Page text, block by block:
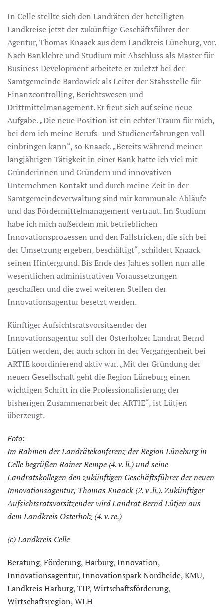
In Celle stellte sich den Landräten der beteiligten
Landkreise jetzt der zukünftige Geschäftsführer der
Agentur, Thomas Knaack aus dem Landkreis Lüneburg, vor.
Nach Banklehre und Studium mit Abschluss als Master für
Business Development arbeitete er zuletzt bei der
Samtgemeinde Bardowick als Leiter der Stabsstelle für
Finanzcontrolling, Berichtswesen und
Drittmittelmanagement. Er freut sich auf seine neue
Aufgabe. „Die neue Position ist ein echter Traum für mich,
bei dem ich meine Berufs- und Studienerfahrungen voll
einbringen kann“, so Knaack. „Bereits während meiner
langjährigen Tätigkeit in einer Bank hatte ich viel mit
Gründerinnen und Gründern und innovativen
Unternehmen Kontakt und durch meine Zeit in der
Samtgemeindeverwaltung sind mir kommunale Abläufe
und das Fördermittelmanagement vertraut. Im Studium
habe ich mich außerdem mit betrieblichen
Innovationsprozessen und den Fallstricken, die sich bei
der Umsetzung ergeben, beschäftigt“, schildert Knaack
seinen Hintergrund. Bis Ende des Jahres sollen nun alle
wesentlichen administrativen Voraussetzungen
geschaffen und die zwei weiteren Stellen der
Innovationsagentur besetzt werden.
Künftiger Aufsichtsratsvorsitzender der
Innovationsagentur soll der Osterholzer Landrat Bernd
Lütjen werden, der auch schon in der Vergangenheit bei
ARTIE koordinierend aktiv war. „Mit der Gründung der
neuen Gesellschaft geht die Region Lüneburg einen
wichtigen Schritt in die Professionalisierung der
bisherigen Zusammenarbeit der ARTIE“, ist Lütjen
überzeugt.
Foto:
Im Rahmen der Landrätekonferenz der Region Lüneburg in
Celle begrüßen Rainer Rempe (4. v. li.) und seine
Landratskollegen den zukünftigen Geschäftsführer der neuen
Innovationsagentur, Thomas Knaack (2. v .li.). Zukünftiger
Aufsichtsratsvorsitzender wird Landrat Bernd Lütjen aus
dem Landkreis Osterholz (4. v. re.)
(c) Landkreis Celle
Beratung,Förderung,Harburg,Innovation,
Innovationsagentur,Innovationspark Nordheide,KMU,
Landkreis Harburg,TIP,Wirtschaftsförderung,
Wirtschaftsregion,WLH